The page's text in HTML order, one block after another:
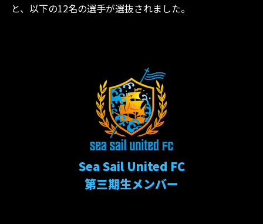
と、以下の12名の選手が選抜されました。
Sea Sail United FC
第三期生メンバー